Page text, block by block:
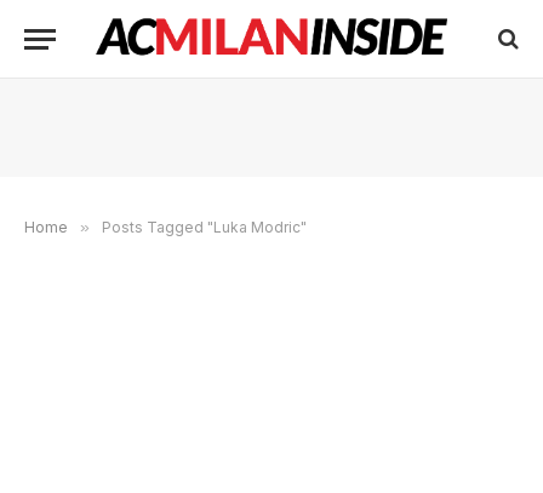
Home » Posts Tagged "Luka Modric"